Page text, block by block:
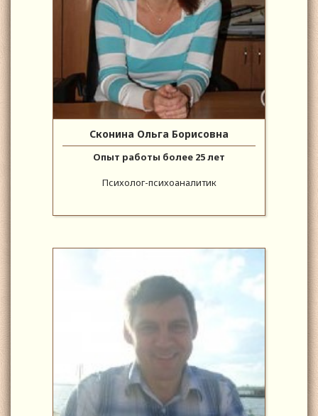
Сконина Ольга Борисовна
Опыт работы более 25 лет
Психолог-психоаналитик